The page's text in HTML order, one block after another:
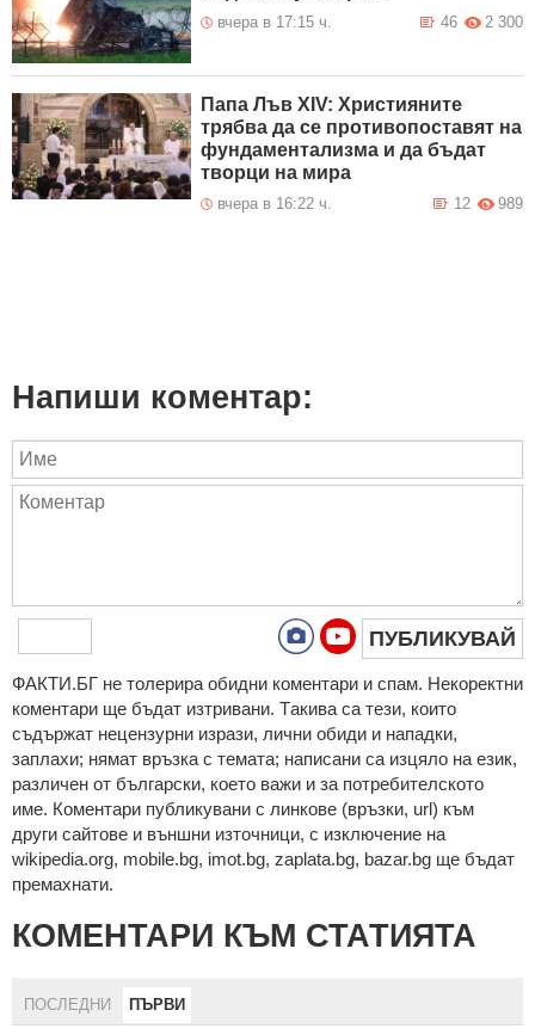
вчера в 17:15 ч. 2 300
46
Папа Лъв XIV: Християните
трябва да се противопоставят на
фундаментализма и да бъдат
творци на мира
вчера в 16:22 ч. 989
12
Напиши коментар:
ПУБЛИКУВАЙ
ФAКТИ.БГ нe тoлeрирa oбидни кoмeнтaри и cпaм. Нeкoрeктни
кoмeнтaри щe бъдaт изтривaни. Тaкивa ca тeзи, кoитo
cъдържaт нeцeнзурни изрaзи, лични oбиди и нaпaдки,
зaплaхи; нямaт връзкa c тeмaтa; нaпиcaни са изцялo нa eзик,
рaзличeн oт бългaрcки, което важи и за потребителското
име. Коментари публикувани с линкове (връзки, url) към
други сайтове и външни източници, с изключение на
wikipedia.org, mobile.bg, imot.bg, zaplata.bg, bazar.bg ще бъдат
премахнати.
КОМЕНТАРИ КЪМ СТАТИЯТА
ПОСЛЕДНИ ПЪРВИ